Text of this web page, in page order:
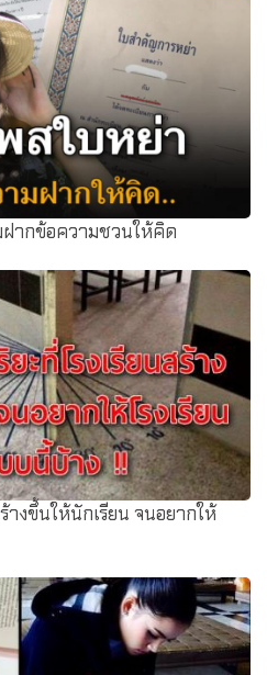
กณฑ์ใหม่สอบครูผู้ช่วย ปี 61 !!!
บ
ากข้อความชวนให้คิด
างขึ้นให้นักเรียน จนอยากให้